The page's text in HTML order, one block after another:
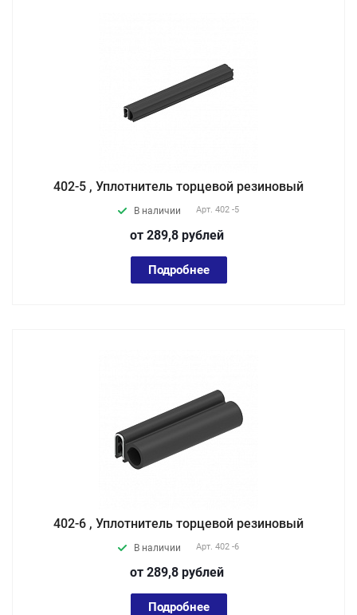
402-5 , Уплотнитель торцевой резиновый
В наличии Арт. 402 -5
от 289,8 рублей
Подробнее
402-6 , Уплотнитель торцевой резиновый
В наличии Арт. 402 -6
от 289,8 рублей
Подробнее